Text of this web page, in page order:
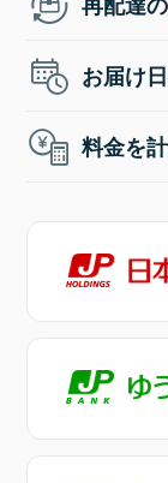
お届け
料金を